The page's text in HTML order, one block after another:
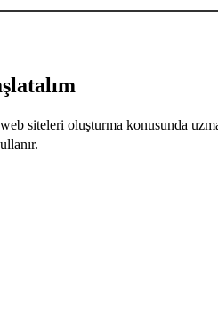
siteleri oluşturma konusunda